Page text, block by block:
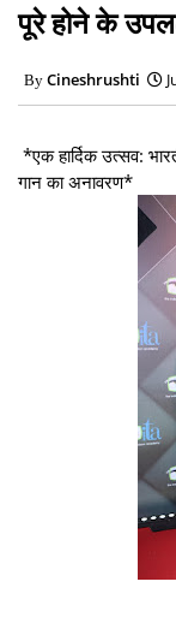
पूरे होने के
Cineshrushti
*एक हार्दिक उत्सव:
गान का अनावरण*